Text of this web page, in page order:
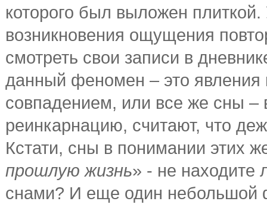
которого был выложен
возникновения ощущения
смотреть свои записи в
данный феномен – это
совпадением, или все же сны
реинкарнацию, считают, что
Кстати, сны в понимании этих
прошлую жизнь» - не находите
снами? И еще один небольшой